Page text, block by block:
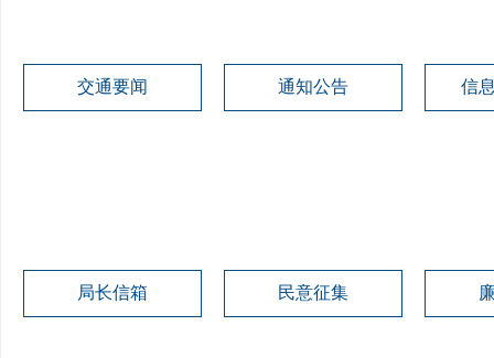
交通要闻 通知公告 信
局长信箱 民意征集